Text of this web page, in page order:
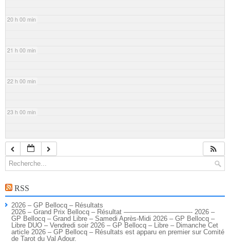
20 h 00 min
21 h 00 min
22 h 00 min
23 h 00 min
RSS
2026 – GP Bellocq – Résultats
2026 – Grand Prix Bellocq – Résultat ——————————- 2026 –
GP Bellocq – Grand Libre – Samedi Après-Midi 2026 – GP Bellocq –
Libre DUO – Vendredi soir 2026 – GP Bellocq – Libre – Dimanche Cet
article 2026 – GP Bellocq – Résultats est apparu en premier sur Comité
de Tarot du Val Adour.